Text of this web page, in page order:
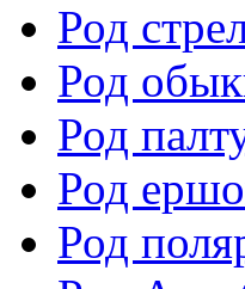
Род
Род
Род
Род
Род